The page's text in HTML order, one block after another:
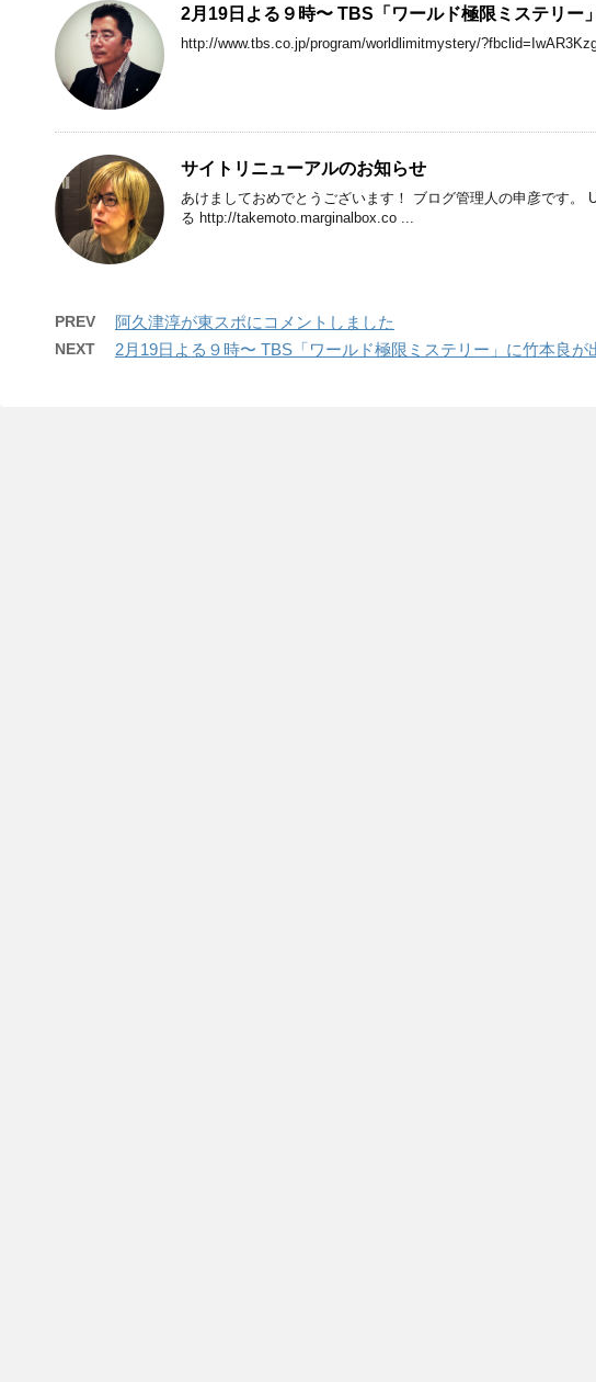
2月19日よる９時〜 TBS「ワールド極限ミステリー
http://www.tbs.co.jp/program/worldlimitmystery/
サイトリニューアルのお知らせ
あけましておめでとうございます！ ブログ管理人の申彦です
る http://takemoto.marginalbox.co ...
PREV 阿久津淳が東スポにコメントしました
NEXT 2月19日よる９時〜 TBS「ワールド極限ミステリー」に竹本良が